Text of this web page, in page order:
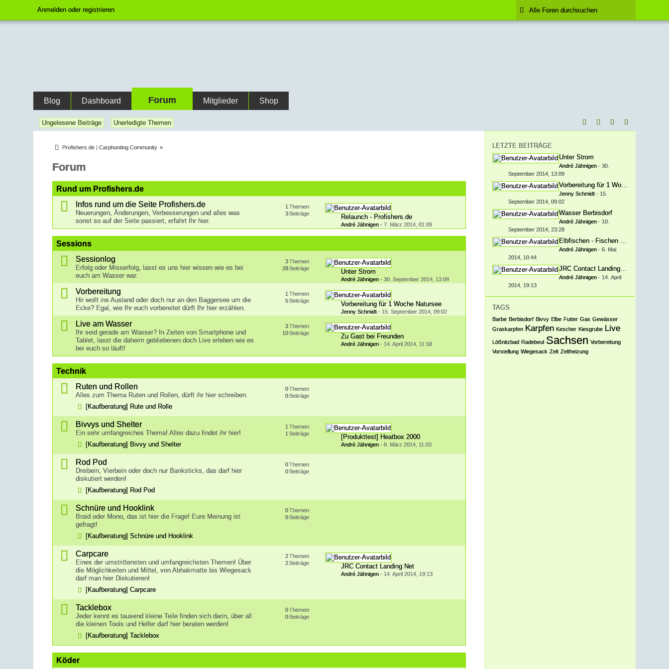
Anmelden oder registrieren
Blog Dashboard Forum Mitglieder Shop
Ungelesene Beiträge Unerledigte Themen
Profishers.de | Carphunting Community »
Forum
Rund um Profishers.de
Infos rund um die Seite Profishers.de
Neuerungen, Änderungen, Verbesserungen und alles was
sonst so auf der Seite passiert, erfahrt Ihr hier.
Themen
1
Beiträge
3 Relaunch - Profishers.de
André Jähnigen -7. März 2014, 01:09
Sessions
Sessionlog
Erfolg oder Misserfolg, lasst es uns hier wissen wie es bei
euch am Wasser war.
Themen
3
Beiträge
28 Unter Strom
André Jähnigen -30. September 2014, 13:09
Vorbereitung
Hir wollt ins Ausland oder doch nur an den Baggersee um die
Ecke? Egal, wie Ihr euch vorbereitet dürft Ihr hier erzählen.
Themen
1
Beiträge
5 Vorbereitung für 1 Woche Natursee
Jenny Schmidt - 15. September 2014, 09:02
Live am Wasser
Ihr seid gerade am Wasser? In Zeiten von Smartphone und
Tablet, lasst die daheim gebliebenen doch Live erleben wie es
bei euch so läuft!
Themen
3
Beiträge
10 Zu Gast bei Freunden
André Jähnigen - 14. April 2014, 11:58
Technik
Ruten und Rollen
Alles zum Thema Ruten und Rollen, dürft ihr hier schreiben.
Themen
0
Beiträge
0
[Kaufberatung] Rute und Rolle
Bivvys und Shelter
Ein sehr umfangreiches Thema! Alles dazu findet ihr hier!
Themen
1
Beiträge
1 [Produkttest] Heatbox 2000
André Jähnigen -8. März 2014, 11:03
[Kaufberatung] Bivvy und Shelter
Rod Pod
Dreibein, Vierbein oder doch nur Banksticks, das darf hier
diskutiert werden!
Themen
0
Beiträge
0
[Kaufberatung] Rod Pod
Schnüre und Hooklink
Braid oder Mono, das ist hier die Frage! Eure Meinung ist
gefragt!
Themen
0
Beiträge
0
[Kaufberatung] Schnüre und Hooklink
Carpcare
Eines der umstrittensten und umfangreichsten Themen! Über
die Möglichkeiten und Mittel, von Abhakmatte bis Wiegesack
darf man hier Diskutieren!
Themen
2
Beiträge
2 JRC Contact Landing Net
André Jähnigen - 14. April 2014, 19:13
[Kaufberatung] Carpcare
Tacklebox
Jeder kennt es tausend kleine Teile finden sich darin, über all
die kleinen Tools und Helfer darf hier beraten werden!
Themen
0
Beiträge
0
[Kaufberatung] Tacklebox
Köder
LETZTE BEITRÄGE
Unter Strom
André Jähnigen -30.
September 2014, 13:09
Vorbereitung für 1 Woche Natursee
Jenny Schmidt - 15.
September 2014, 09:02
Wasser Berbisdorf
André Jähnigen - 10.
September 2014, 23:28
Elbfischen - Fischen im großen Strom
André Jähnigen -6. Mai
2014, 10:44
JRC Contact Landing Net
André Jähnigen - 14. April
2014, 19:13
TAGS
Barbe Berbisdorf Bivvy Elbe Futter Gas Gewässer
Graskarpfen Karpfen Kescher Kiesgrube Live
Lößnitzbad Radebeul Sachsen Vorbereitung
Vorstellung Wiegesack Zelt Zeltheizung